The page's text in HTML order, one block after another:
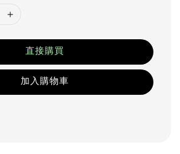
直接購買
加入購物車